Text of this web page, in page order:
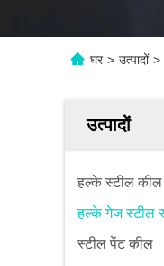
घर > उत्पादों >
उत्पादों
हल्के स्टील कील
हल्के गेज स्टील
स्टील पेंट कील